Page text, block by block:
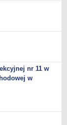
nr 11 w
w